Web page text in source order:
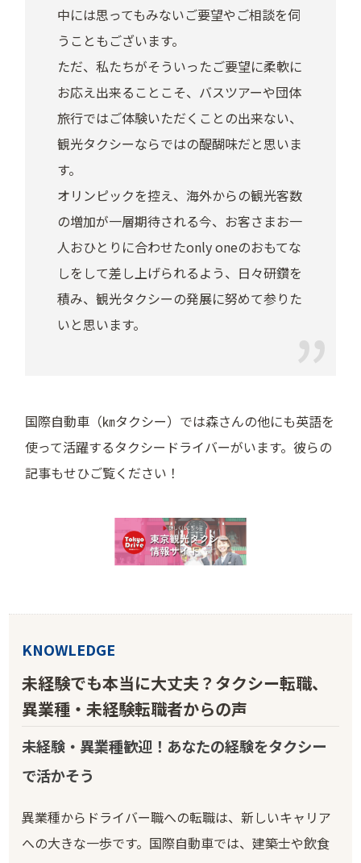
中には思ってもみないご要望やご相談を伺
うこともございます。
ただ、私たちがそういったご要望に柔軟に
お応え出来ることこそ、バスツアーや団体
旅行ではご体験いただくことの出来ない、
観光タクシーならではの醍醐味だと思いま
す。
オリンピックを控え、海外からの観光客数
の増加が一層期待される今、お客さまお一
人おひとりに合わせたonly oneのおもてな
しをして差し上げられるよう、日々研鑽を
積み、観光タクシーの発展に努めて参りた
いと思います。
国際自動車（㎞タクシー）では森さんの他にも英語を
使って活躍するタクシードライバーがいます。彼らの
記事もせひご覧ください！
KNOWLEDGE
未経験でも本当に大丈夫？タクシー転職、
異業種・未経験転職者からの声
未経験・異業種歓迎！あなたの経験をタクシー
で活かそう
異業種からドライバー職への転職は、新しいキャリア
への大きな一歩です。国際自動車では、建築士や飲食